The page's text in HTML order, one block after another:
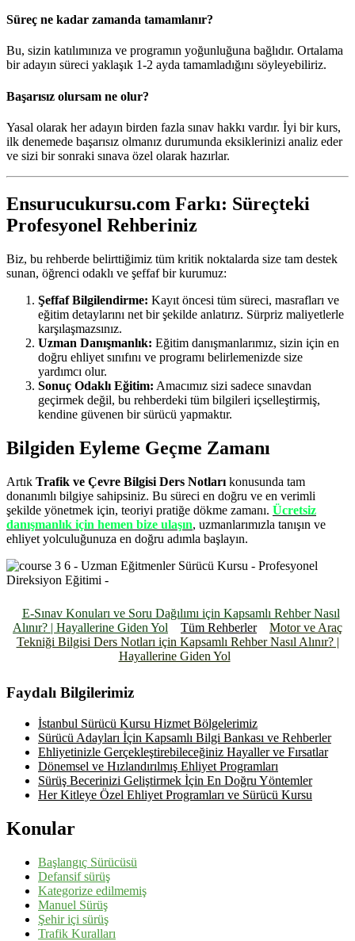
Süreç ne kadar zamanda tamamlanır?
Bu, sizin katılımınıza ve programın yoğunluğuna bağlıdır. Ortalama
bir adayın süreci yaklaşık 1-2 ayda tamamladığını söyleyebiliriz.
Başarısız olursam ne olur?
Yasal olarak her adayın birden fazla sınav hakkı vardır. İyi bir kurs,
ilk denemede başarısız olmanız durumunda eksiklerinizi analiz eder
ve sizi bir sonraki sınava özel olarak hazırlar.
Ensurucukursu.com Farkı: Süreçteki
Profesyonel Rehberiniz
Biz, bu rehberde belirttiğimiz tüm kritik noktalarda size tam destek
sunan, öğrenci odaklı ve şeffaf bir kurumuz:
Şeffaf Bilgilendirme: Kayıt öncesi tüm süreci, masrafları ve
eğitim detaylarını net bir şekilde anlatırız. Sürpriz maliyetlerle
karşılaşmazsınız.
Uzman Danışmanlık: Eğitim danışmanlarımız, sizin için en
doğru ehliyet sınıfını ve programı belirlemenizde size
yardımcı olur.
Sonuç Odaklı Eğitim: Amacımız sizi sadece sınavdan
geçirmek değil, bu rehberdeki tüm bilgileri içselleştirmiş,
kendine güvenen bir sürücü yapmaktır.
Bilgiden Eyleme Geçme Zamanı
Artık Trafik ve Çevre Bilgisi Ders Notları konusunda tam
donanımlı bilgiye sahipsiniz. Bu süreci en doğru ve en verimli
şekilde yönetmek için, teoriyi pratiğe dökme zamanı. Ücretsiz
danışmanlık için hemen bize ulaşın, uzmanlarımızla tanışın ve
ehliyet yolculuğunuza en doğru adımla başlayın.
E-Sınav Konuları ve Soru Dağılımı için Kapsamlı Rehber Nasıl
Alınır? | Hayallerine Giden Yol
Tüm Rehberler
Motor ve Araç
Tekniği Bilgisi Ders Notları için Kapsamlı Rehber Nasıl Alınır? |
Hayallerine Giden Yol
Faydalı Bilgilerimiz
İstanbul Sürücü Kursu Hizmet Bölgelerimiz
Sürücü Adayları İçin Kapsamlı Bilgi Bankası ve Rehberler
Ehliyetinizle Gerçekleştirebileceğiniz Hayaller ve Fırsatlar
Dönemsel ve Hızlandırılmış Ehliyet Programları
Sürüş Becerinizi Geliştirmek İçin En Doğru Yöntemler
Her Kitleye Özel Ehliyet Programları ve Sürücü Kursu
Konular
Başlangıç Sürücüsü
Defansif sürüş
Kategorize edilmemiş
Manuel Sürüş
Şehir içi sürüş
Trafik Kuralları